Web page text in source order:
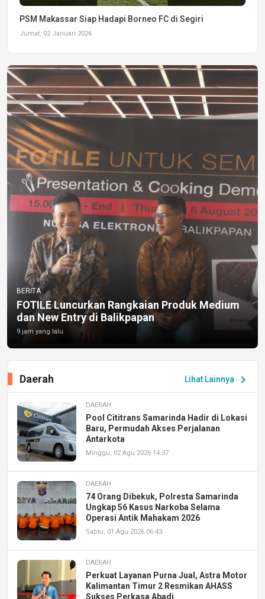
PSM Makassar Siap Hadapi Borneo FC di Segiri
Jumat, 02 Januari 2026
BERITA
FOTILE Luncurkan Rangkaian Produk Medium
dan New Entry di Balikpapan
9 jam yang lalu
Lihat Lainnya chevron_right
Daerah
DAERAH
Pool Cititrans Samarinda Hadir di Lokasi
Baru, Permudah Akses Perjalanan
Antarkota
Minggu, 02 Agu 2026 14:37
DAERAH
74 Orang Dibekuk, Polresta Samarinda
Ungkap 56 Kasus Narkoba Selama
Operasi Antik Mahakam 2026
Sabtu, 01 Agu 2026 06:43
DAERAH
Perkuat Layanan Purna Jual, Astra Motor
Kalimantan Timur 2 Resmikan AHASS
Sukses Perkasa Abadi